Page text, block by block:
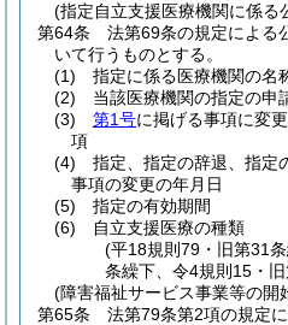
(指定自立支援医療機関に係る
第64条
法第69条の規定による
いて行うものとする。
(1)
指定に係る医療機関の名
(2)
当該医療機関の指定の申
(3)
第1号に掲げる事項に変
項
(4)
指定、指定の辞退、指定
事項の変更の年月日
(5)
指定の有効期間
(6)
自立支援医療の種類
(平18規則79・旧第31
条繰下、令4規則15・
(障害福祉サービス事業等の開
第65条
法第79条第2項の規定